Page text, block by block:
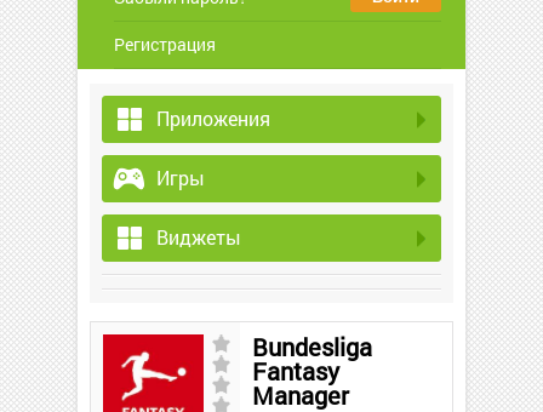
Регистрация
Приложения
Игры
Виджеты
Bundesliga
Fantasy
Manager